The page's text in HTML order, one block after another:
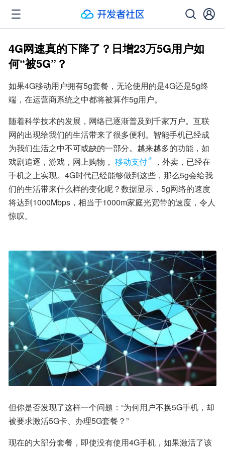
4G网速真的下降了？日增23万5G用户如
何“被5G”？
如果4G移动用户拥有5g套餐，无论使用的是4G还是5g终
端，在运营商系统之中都将被算作5g用户。
随着科学技术的发展，网络已逐渐普及到千家万户。互联
网的出现给我们的生活带来了很多便利。智能手机已经成
为我们生活之中不可或缺的一部分。越来越多的功能，如
戏剧追逐，游戏，网上购物， 移动支付
，外卖，已经在
手机之上实现。4G时代已经能够做到这些，那么5g会给我
们的生活带来什么样的变化呢？数据显示，5g网络的速度
将达到1000Mbps，相当于1000m家庭光宽带的速度，令人
惊叹。
但你是否发现了这样一个问题：“为何用户不换5G手机，却
被要求激活5G卡、办理5G套餐？”
现在的大部分套餐，即使没有使用4G手机，如果激活了该